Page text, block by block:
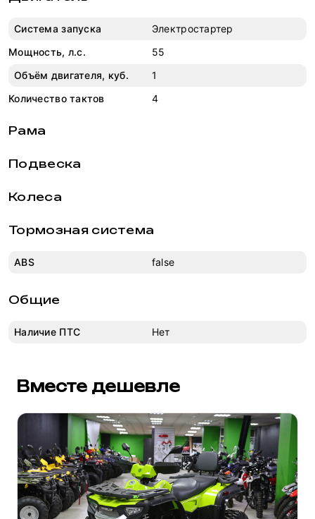
Система запуска
Электростартер
Мощность, л.с.
55
Объём двигателя, куб.
1
Количество тактов
4
Рама
Подвеска
Колеса
Тормозная система
ABS false
Общие
Наличие ПТС Нет
Вместе дешевле